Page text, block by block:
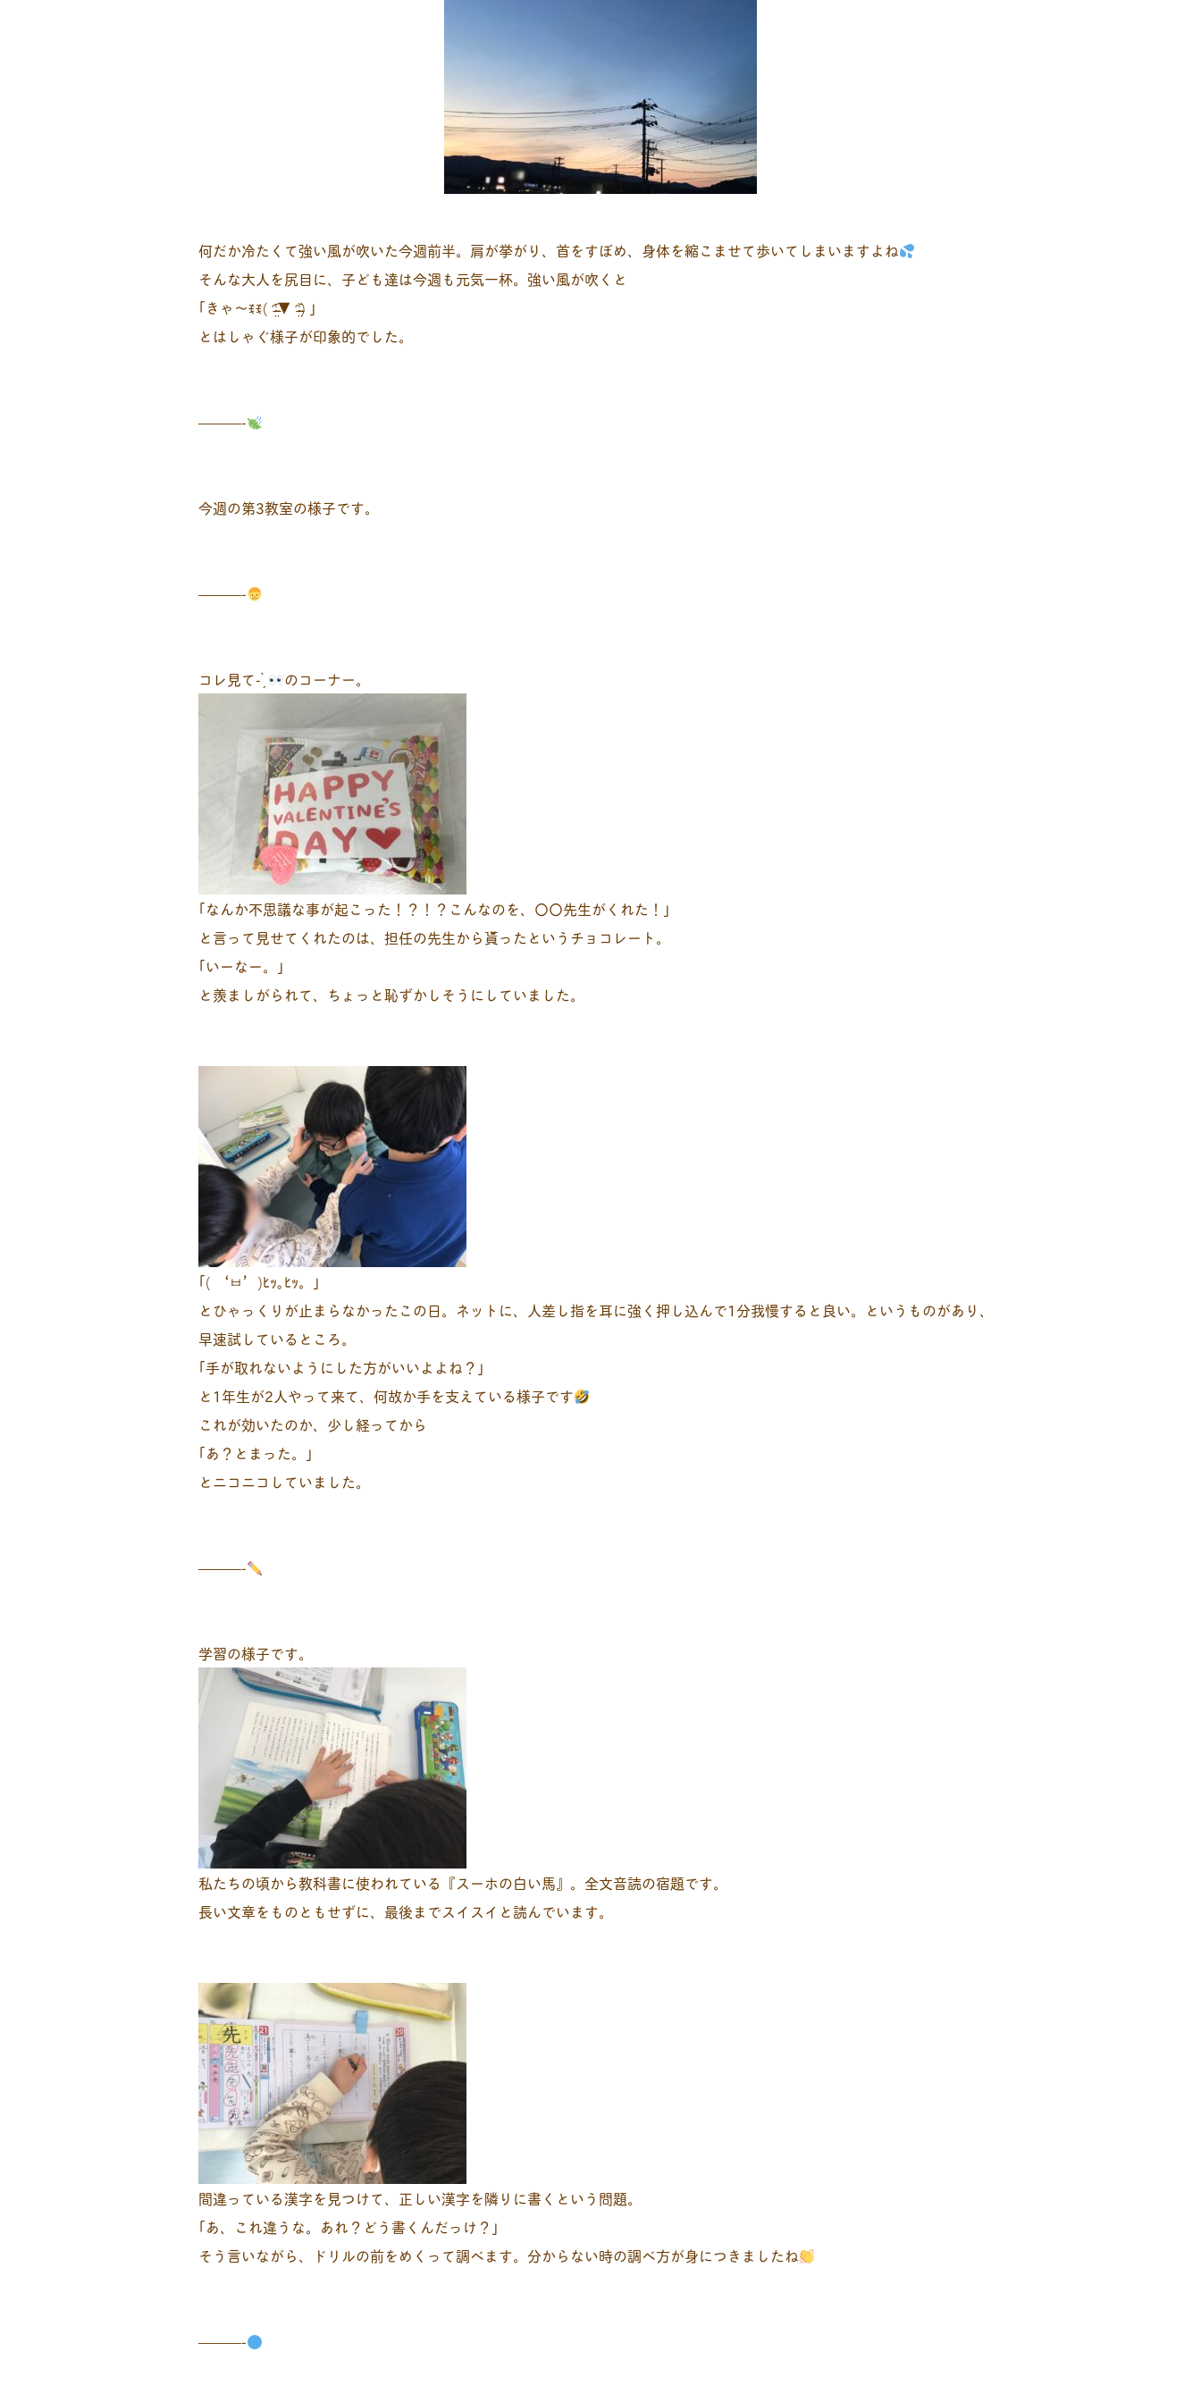
何だか冷たくて強い風が吹いた今週前半。肩が挙がり、首をすぼめ、身体を縮こませて歩いてしまいますよね
そんな大人を尻目に、子ども達は今週も元気一杯。強い風が吹くと
｢きゃ〜ꉂꉂ( ᵔ̴̶̤᷄▼ ᵔ̴̶̤᷅) ｣
とはしゃぐ様子が印象的でした。
———-
今週の第3教室の様子です。
———-
コレ見て- ̗̀ のコーナー。
｢なんか不思議な事が起こった！？！？こんなのを、〇〇先生がくれた！｣
と言って見せてくれたのは、担任の先生から貰ったというチョコレート。
｢いーなー。｣
と羨ましがられて、ちょっと恥ずかしそうにしていました。
｢( ‘ㅂ’)ﾋｯ｡ﾋｯ。｣
とひゃっくりが止まらなかったこの日。ネットに、人差し指を耳に強く押し込んで1分我慢すると良い。というものがあり、
早速試しているところ。
｢手が取れないようにした方がいいよよね？｣
と1年生が2人やって来て、何故か手を支えている様子です
これが効いたのか、少し経ってから
｢あ？とまった。｣
とニコニコしていました。
———-
学習の様子です。
私たちの頃から教科書に使われている『スーホの白い馬』。全文音読の宿題です。
長い文章をものともせずに、最後までスイスイと読んでいます。
間違っている漢字を見つけて、正しい漢字を隣りに書くという問題。
｢あ、これ違うな。あれ？どう書くんだっけ？｣
そう言いながら、ドリルの前をめくって調べます。分からない時の調べ方が身につきましたね
———-